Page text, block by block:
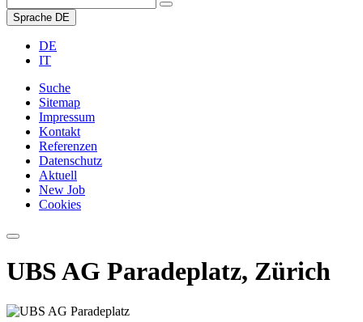
Sprache DE
DE
IT
Suche
Sitemap
Impressum
Kontakt
Referenzen
Datenschutz
Aktuell
New Job
Cookies
UBS AG Paradeplatz, Zürich